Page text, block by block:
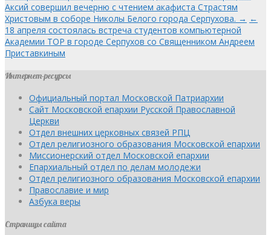
Аксий совершил вечерню с чтением акафиста Страстям
Христовым в соборе Николы Белого города Серпухова. → ←
18 апреля состоялась встреча студентов компьютерной
Академии ТОP в городе Серпухов со Священником Андреем
Приставкиным
Интернет-ресурсы
Официальный портал Московской Патриархии
Сайт Московской епархии Русской Православной
Церкви
Отдел внешних церковных связей РПЦ
Отдел религиозного образования Московской епархии
Миссионерский отдел Московской епархии
Епархиальный отдел по делам молодежи
Отдел религиозного образования Московской епархии
Православие и мир
Азбука веры
Страницы сайта